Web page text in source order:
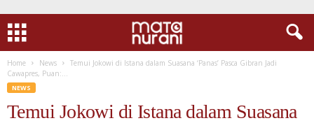
Home News
Temui Jokowi di Istana dalam Suasana ‘Panas’ Pasca Gibran Jadi
Cawapres, Puan:...
NEWS
Temui Jokowi di Istana dalam Suasana